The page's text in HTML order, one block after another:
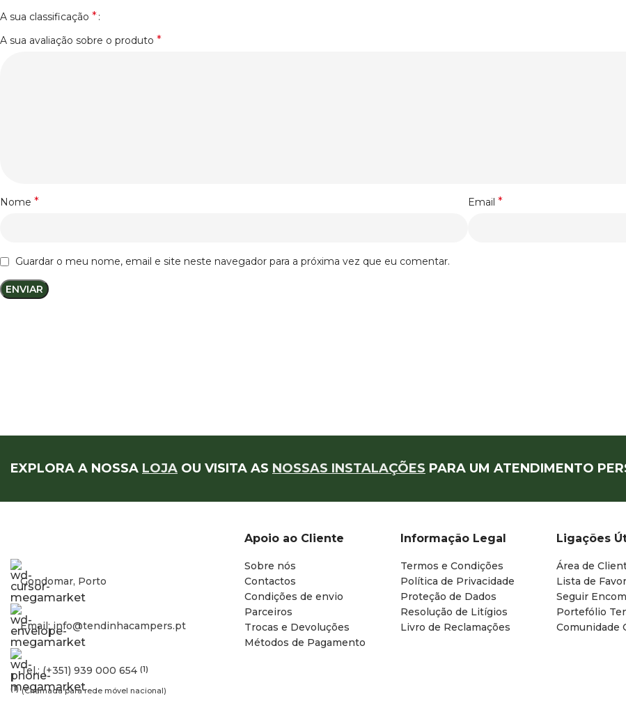
A sua classificação *
A sua avaliação sobre o produto *
Nome * Email *
Guardar o meu nome, email e site neste navegador para a próxima vez que eu comentar.
EXPLORA A NOSSA LOJA OU VISITA AS NOSSAS INSTALAÇÕES PARA UM ATENDIMENTO
Gondomar, Porto
Email: info@tendinhacampers.pt
Tel.: (+351) 939 000 654 (1)
(1) (Chamada para rede móvel nacional)
Apoio ao Cliente
Sobre nós
Contactos
Condições de envio
Parceiros
Trocas e Devoluções
Métodos de Pagamento
Informação Legal
Termos e Condições
Política de Privacidade
Proteção de Dados
Resolução de Litígios
Livro de Reclamações
Ligações
Área de
Lista de
Seguir
Portefólio
Comunidade